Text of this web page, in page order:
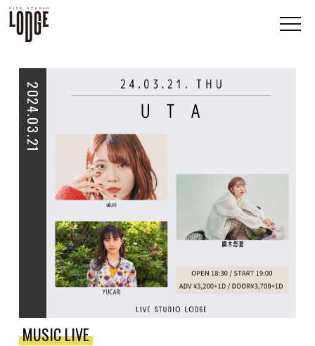
2024.03.21
MUSIC LIVE